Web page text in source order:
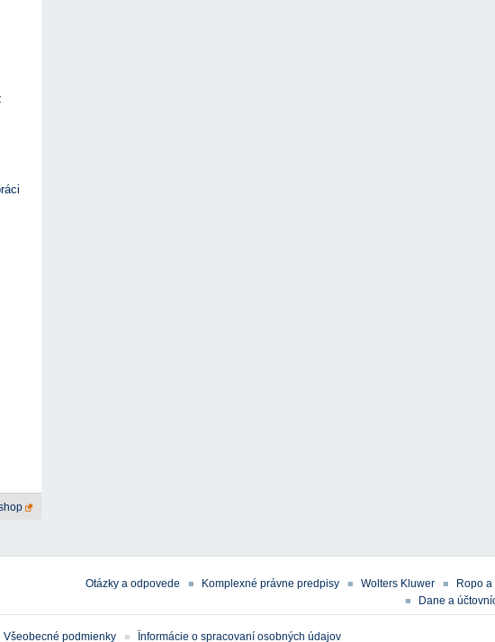
Otázky a odpovede Komplexné právne predpisy Wolters Kluwer Ropo a
Dane a
Všeobecné podmienky Ïnformácie o spracovaní osobných údajov